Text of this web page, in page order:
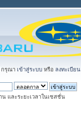
กรุณา เข้าสู่ระบบ หรือ ลงทะเบียน
และระยะเวลาในเซสชั่น